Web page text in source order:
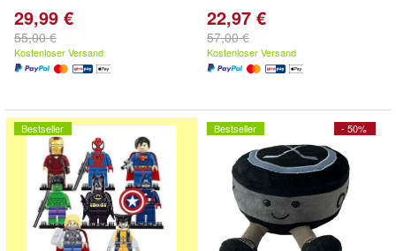
29,99 €
55,00 €
Kostenloser Versand
22,97 €
57,00 €
Kostenloser Versand
Bestseller - 50%
Bestseller